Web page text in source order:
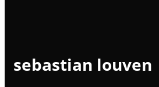
sebastian louven